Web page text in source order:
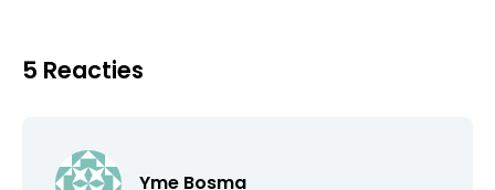
5 Reacties
Yme Bosma